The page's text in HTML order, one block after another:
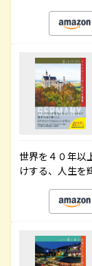
世界を４０年以
けする、人生を